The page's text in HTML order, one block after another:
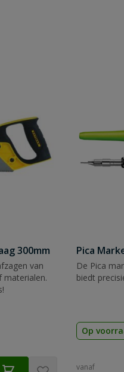
300mm
van
materialen.
Pica
De Pica
biedt
Op
vanaf